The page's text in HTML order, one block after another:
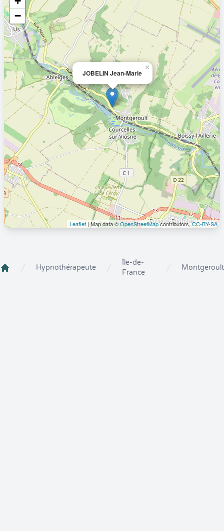
JOBELIN Jean-Marie
×
−
Leaflet| Map data ©OpenStreetMapcontributors,CC-BY-SA
Hypnothérapeute
Île-de-
France
Montgeroult